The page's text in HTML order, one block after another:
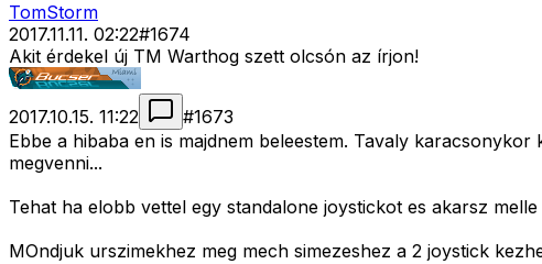
TomStorm
2017.11.11. 02:22#1674
Akit érdekel új TM Warthog szett olcsón az írjon!
2017.10.15. 11:22 #1673
Ebbe a hibaba en is majdnem beleestem. Tavaly
megvenni...
Tehat ha elobb vettel egy standalone joystickot es akarsz
MOndjuk urszimekhez meg mech simezeshez a 2 joystick